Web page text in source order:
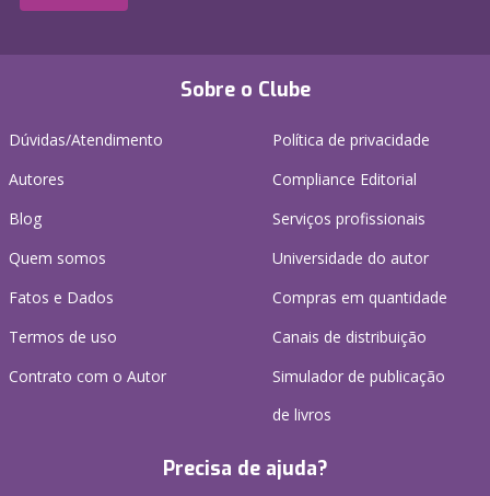
Sobre o Clube
Dúvidas/Atendimento
Autores
Blog
Quem somos
Fatos e Dados
Termos de uso
Contrato com o Autor
Política de privacidade
Compliance Editorial
Serviços profissionais
Universidade do autor
Compras em quantidade
Canais de distribuição
Simulador de publicação
de livros
Precisa de ajuda?